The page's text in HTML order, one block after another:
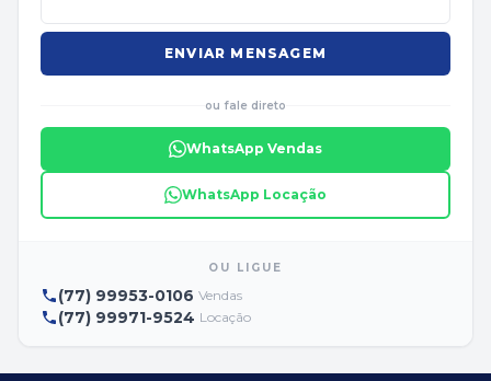
ENVIAR MENSAGEM
ou fale direto
WhatsApp Vendas
WhatsApp Locação
OU LIGUE
(77) 99953-0106 Vendas
(77) 99971-9524 Locação